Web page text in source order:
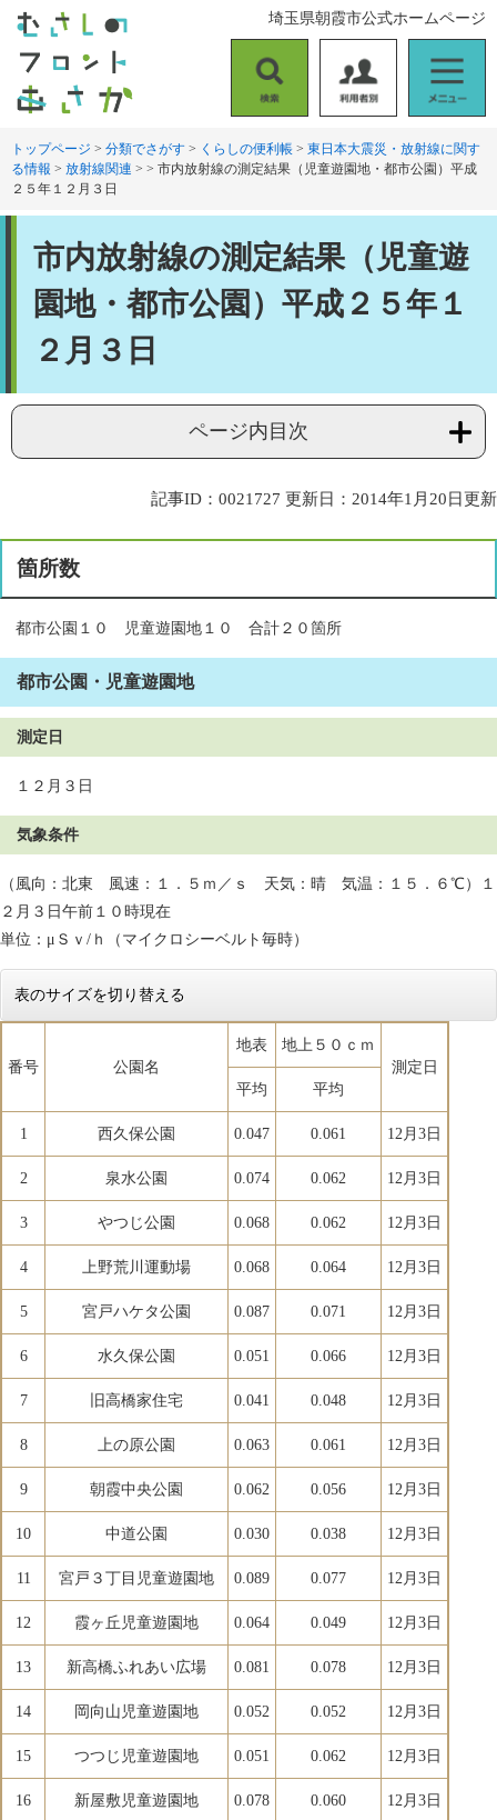
す
。
し
て
索
用
者
別
ニ
ュ
ー
埼玉県朝霞市公式ホームページ
トップページ > 分類でさがす > くらしの便利帳 > 東日本大震災・放射線に関す
る情報 > 放射線関連 > > 市内放射線の測定結果（児童遊園地・都市公園）平成
２５年１２月３日
市内放射線の測定結果（児童遊
園地・都市公園）平成２５年１
２月３日
ページ内目次
記事ID：0021727 更新日：2014年1月20日更新
箇所数
都市公園１０ 児童遊園地１０ 合計２０箇所
都市公園・児童遊園地
測定日
１２月３日
気象条件
（風向：北東 風速：１．５ｍ／ｓ 天気：晴 気温：１５．６℃）１
２月３日午前１０時現在
単位：μＳｖ/ｈ（マイクロシーベルト毎時）
表のサイズを切り替える
番号 公園名
地表
地上５０ｃｍ
測定日
平均
平均
1 西久保公園 0.047 0.061 12月3日
2 泉水公園 0.074 0.062 12月3日
3 やつじ公園 0.068 0.062 12月3日
4 上野荒川運動場 0.068 0.064 12月3日
5 宮戸ハケタ公園 0.087 0.071 12月3日
6 水久保公園 0.051 0.066 12月3日
7 旧高橋家住宅 0.041 0.048 12月3日
8 上の原公園 0.063 0.061 12月3日
9 朝霞中央公園 0.062 0.056 12月3日
10 中道公園 0.030 0.038 12月3日
11 宮戸３丁目児童遊園地 0.089 0.077 12月3日
12 霞ヶ丘児童遊園地 0.064 0.049 12月3日
13 新高橋ふれあい広場 0.081 0.078 12月3日
14 岡向山児童遊園地 0.052 0.052 12月3日
15 つつじ児童遊園地 0.051 0.062 12月3日
16 新屋敷児童遊園地 0.078 0.060 12月3日